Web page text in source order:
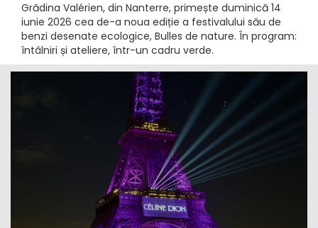
Grădina Valérien, din Nanterre, primește duminică 14
iunie 2026 cea de-a noua ediție a festivalului său de
benzi desenate ecologice, Bulles de nature. În program:
întâlniri și ateliere, într-un cadru verde.